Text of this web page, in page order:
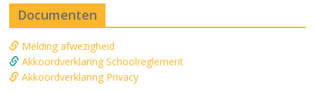
Documenten
Melding afwezigheid
Akkoordverklaring Schoolreglement
Akkoordverklaring Privacy